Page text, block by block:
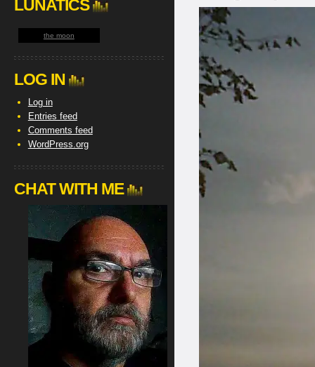
LUNATICS
the moon
LOG IN
Log in
Entries feed
Comments feed
WordPress.org
CHAT WITH ME